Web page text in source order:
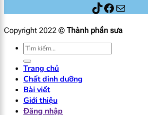
Thành phần sữaFacebook
Mail
Copyright 2022 © Thành phần sưa
Tìm
kiếm:
Trang chủ
Chất dinh dưỡng
Bài viết
Giới thiệu
Đăng nhập